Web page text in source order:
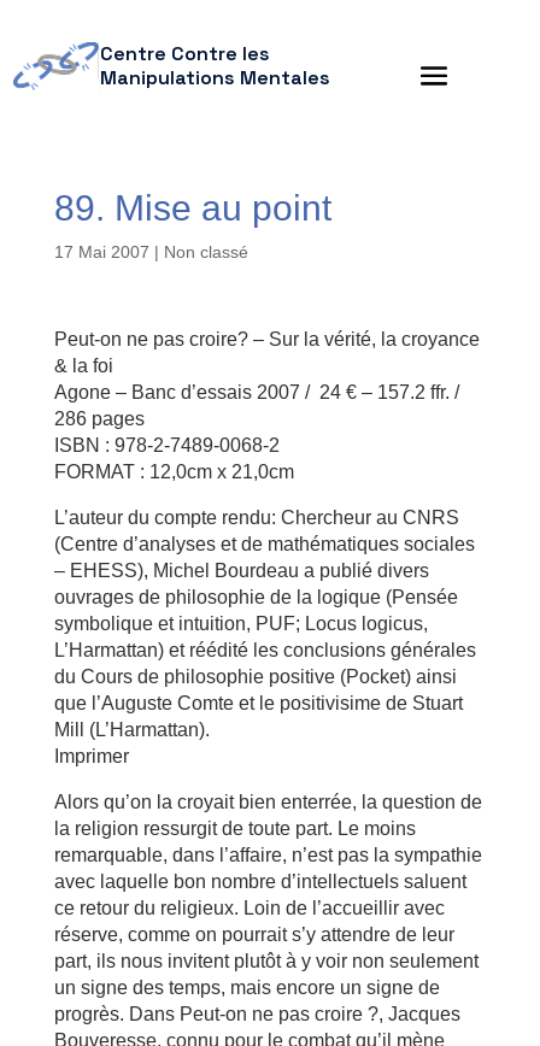
Centre Contre les
Manipulations Mentales
89. Mise au point
17 Mai 2007 | Non classé
Peut-on ne pas croire? – Sur la vérité, la croyance
& la foi
Agone – Banc d’essais 2007 / 24 € – 157.2 ffr. /
286 pages
ISBN : 978-2-7489-0068-2
FORMAT : 12,0cm x 21,0cm
L’auteur du compte rendu: Chercheur au CNRS
(Centre d’analyses et de mathématiques sociales
– EHESS), Michel Bourdeau a publié divers
ouvrages de philosophie de la logique (Pensée
symbolique et intuition, PUF; Locus logicus,
L’Harmattan) et réédité les conclusions générales
du Cours de philosophie positive (Pocket) ainsi
que l’Auguste Comte et le positivisime de Stuart
Mill (L’Harmattan).
Imprimer
Alors qu’on la croyait bien enterrée, la question de
la religion ressurgit de toute part. Le moins
remarquable, dans l’affaire, n’est pas la sympathie
avec laquelle bon nombre d’intellectuels saluent
ce retour du religieux. Loin de l’accueillir avec
réserve, comme on pourrait s’y attendre de leur
part, ils nous invitent plutôt à y voir non seulement
un signe des temps, mais encore un signe de
progrès. Dans Peut-on ne pas croire ?, Jacques
Bouveresse, connu pour le combat qu’il mène